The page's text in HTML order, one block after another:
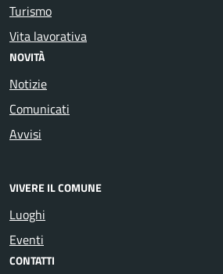
Turismo
Vita lavorativa
NOVITÀ
Notizie
Comunicati
Avvisi
VIVERE IL COMUNE
Luoghi
Eventi
CONTATTI